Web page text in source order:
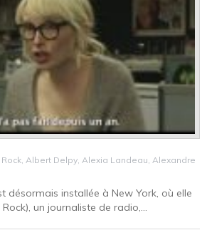
Albert Delpy, Alexia Landeau, Alexandre
désormais installée à New York, où elle
un journaliste de radio,...